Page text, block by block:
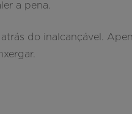
a pena.
do inalcançável.